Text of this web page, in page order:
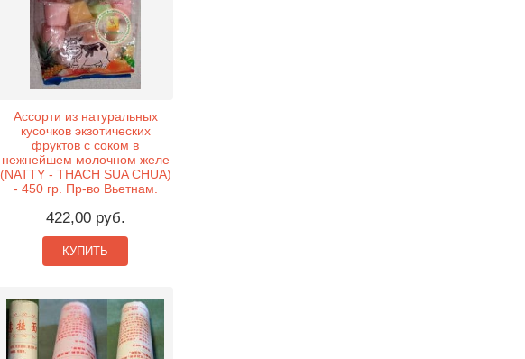
Ассорти из натуральных
кусочков экзотических
фруктов с соком в
нежнейшем молочном желе
(NATTY - THACH SUA CHUA)
- 450 гр. Пр-во Вьетнам.
422,00 руб.
КУПИТЬ